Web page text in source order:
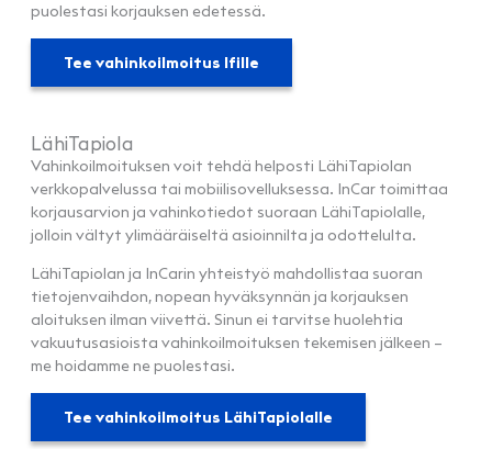
puolestasi korjauksen edetessä.
Tee vahinkoilmoitus Ifille
LähiTapiola
Vahinkoilmoituksen voit tehdä helposti LähiTapiolan
verkkopalvelussa tai mobiilisovelluksessa. InCar toimittaa
korjausarvion ja vahinkotiedot suoraan LähiTapiolalle,
jolloin vältyt ylimääräiseltä asioinnilta ja odottelulta.
LähiTapiolan ja InCarin yhteistyö mahdollistaa suoran
tietojenvaihdon, nopean hyväksynnän ja korjauksen
aloituksen ilman viivettä. Sinun ei tarvitse huolehtia
vakuutusasioista vahinkoilmoituksen tekemisen jälkeen –
me hoidamme ne puolestasi.
Tee vahinkoilmoitus LähiTapiolalle